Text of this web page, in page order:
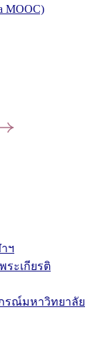
MOOC)
ฯ
ระเกียรติ
รณ์มหาวิทยาลัย